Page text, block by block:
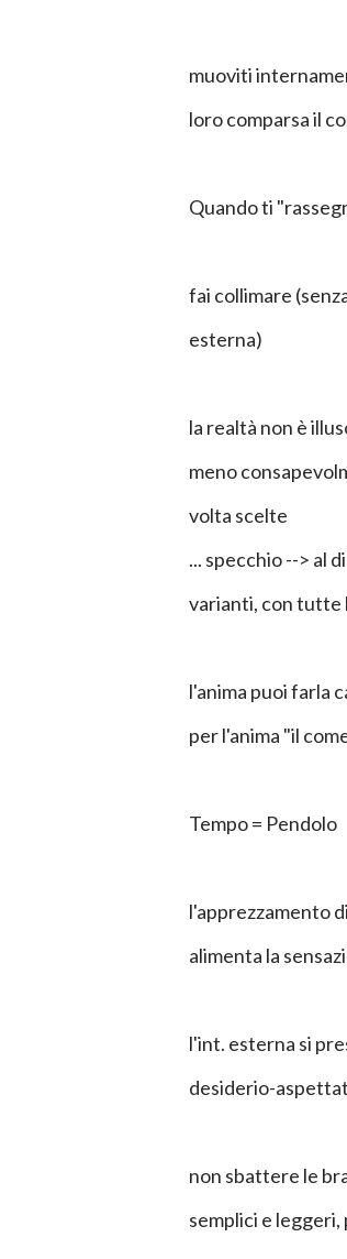
muoviti
loro comparsa il
Quando ti
fai collimare
esterna)
la realtà non è
meno
volta scelte
... specchio --> al
varianti, con tutte
l'anima puoi farla
per l'anima "il
Tempo = Pendolo
l'apprezzamento
alimenta la
l'int. esterna si
desiderio-
non sbattere le
semplici e